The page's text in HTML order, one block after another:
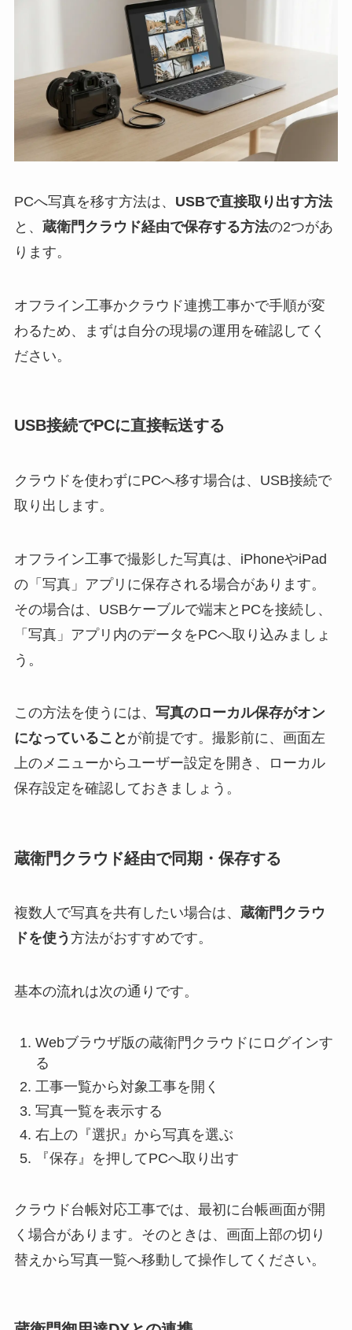
PCへ写真を移す方法は、 USBで直接取り出す方法
と、 蔵衛門クラウド経由で保存する方法の2つがあ
ります。
オフライン工事かクラウド連携工事かで手順が変
わるため、まずは自分の現場の運用を確認してく
ださい。
USB接続でPCに直接転送する
クラウドを使わずにPCへ移す場合は、USB接続で
取り出します。
オフライン工事で撮影した写真は、iPhoneやiPad
の「写真」アプリに保存される場合があります。
その場合は、USBケーブルで端末とPCを接続し、
「写真」アプリ内のデータをPCへ取り込みましょ
う。
この方法を使うには、 写真のローカル保存がオン
になっていること が前提です。撮影前に、画面左
上のメニューからユーザー設定を開き、ローカル
保存設定を確認しておきましょう。
蔵衛門クラウド経由で同期・保存する
複数人で写真を共有したい場合は、 蔵衛門クラウ
ドを使う 方法がおすすめです。
基本の流れは次の通りです。
Webブラウザ版の蔵衛門クラウドにログインす
る
工事一覧から対象工事を開く
写真一覧を表示する
右上の『選択』から写真を選ぶ
『保存』を押してPCへ取り出す
クラウド台帳対応工事では、最初に台帳画面が開
く場合があります。そのときは、画面上部の切り
替えから写真一覧へ移動して操作してください。